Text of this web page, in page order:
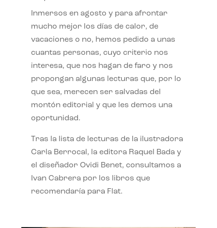
Inmersos en agosto y para afrontar
mucho mejor los días de calor, de
vacaciones o no, hemos pedido a unas
cuantas personas, cuyo criterio nos
interesa, que nos hagan de faro y nos
propongan algunas lecturas que, por lo
que sea, merecen ser salvadas del
montón editorial y que les demos una
oportunidad.
Tras la lista de lecturas de la ilustradora
Carla Berrocal, la editora Raquel Bada y
el diseñador Ovidi Benet, consultamos a
Ivan Cabrera por los libros que
recomendaría para Flat.